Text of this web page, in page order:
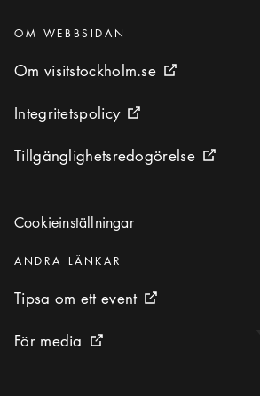
Kategorier:
OM WEBBSIDAN
Om visitstockholm.se
Om visitstockholm.se Extern ikon
Integritetspolicy
Integritetspolicy Extern ikon
Tillgänglighetsredogörelse
Tillgänglighetsredogörelse Extern ikon
Cookieinställningar
Cookieinställningar
Kategorier :
ANDRA LÄNKAR
Tipsa om ett event
Tipsa om ett event Extern ikon
För media
För media Extern ikon